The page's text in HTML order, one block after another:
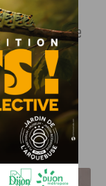
. Le club de
à 10h30. Dijon
du côté